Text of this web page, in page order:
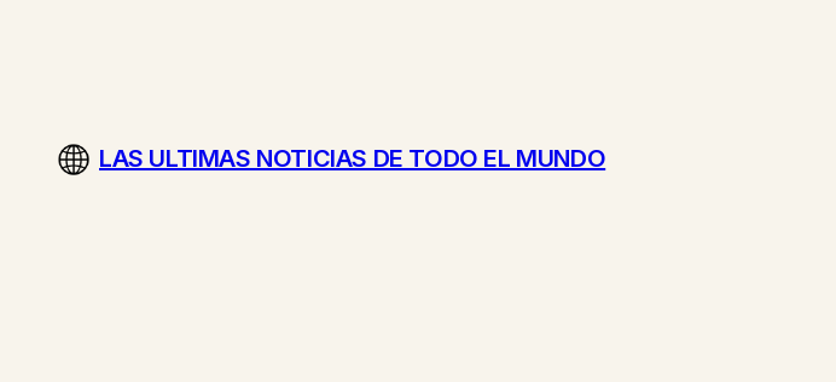
LAS ULTIMAS NOTICIAS DE TODO EL MUNDO